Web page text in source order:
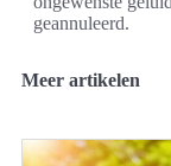
geannuleerd.
Meer artikelen